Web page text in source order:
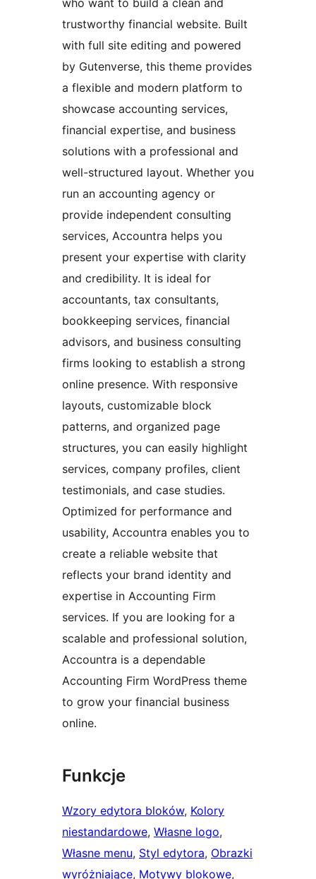
who want to build a clean and
trustworthy financial website. Built
with full site editing and powered
by Gutenverse, this theme provides
a flexible and modern platform to
showcase accounting services,
financial expertise, and business
solutions with a professional and
well-structured layout. Whether you
run an accounting agency or
provide independent consulting
services, Accountra helps you
present your expertise with clarity
and credibility. It is ideal for
accountants, tax consultants,
bookkeeping services, financial
advisors, and business consulting
firms looking to establish a strong
online presence. With responsive
layouts, customizable block
patterns, and organized page
structures, you can easily highlight
services, company profiles, client
testimonials, and case studies.
Optimized for performance and
usability, Accountra enables you to
create a reliable website that
reflects your brand identity and
expertise in Accounting Firm
services. If you are looking for a
scalable and professional solution,
Accountra is a dependable
Accounting Firm WordPress theme
to grow your financial business
online.
Funkcje
Wzory edytora bloków, Kolory
niestandardowe, Własne logo
Własne menu, Styl edytora, Obrazki
wyróżniające, Motywy blokowe